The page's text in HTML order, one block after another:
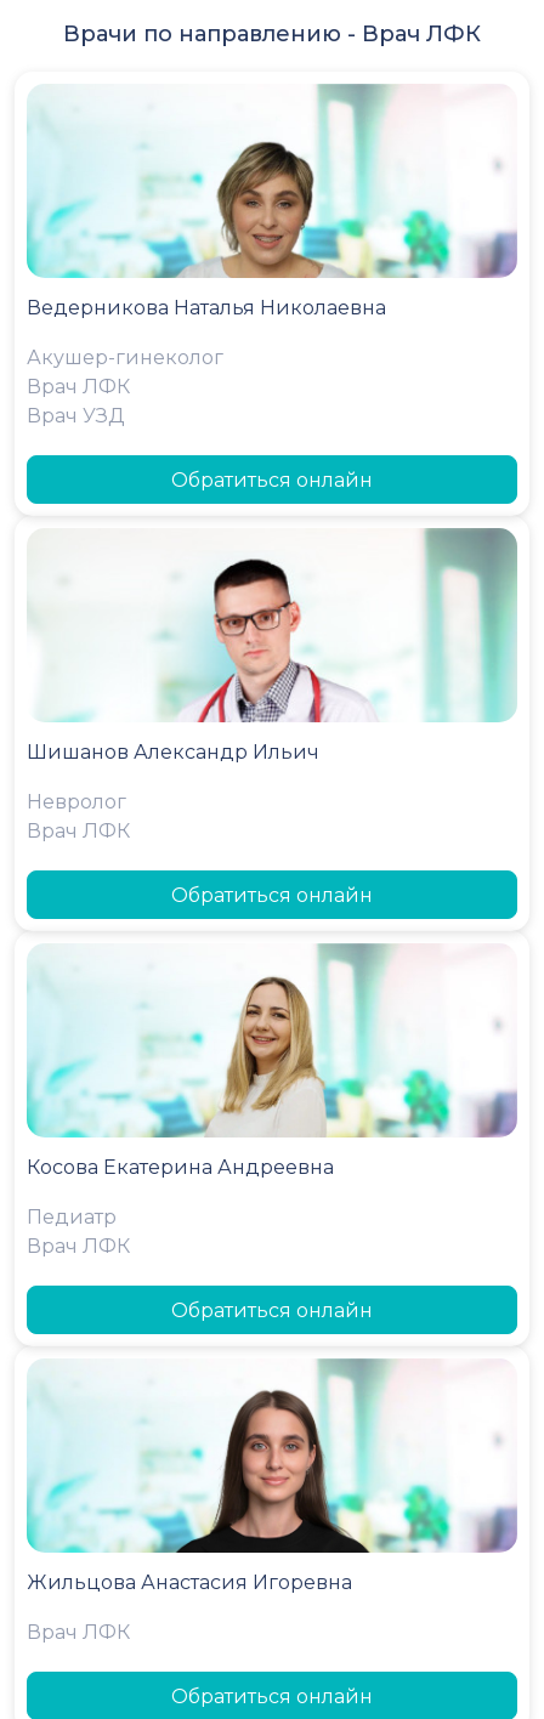
Врачи по направлению - Врач ЛФК
Ведерникова Наталья Николаевна
Акушер-гинеколог
Врач ЛФК
Врач УЗД
Обратиться онлайн
Шишанов Александр Ильич
Невролог
Врач ЛФК
Обратиться онлайн
Косова Екатерина Андреевна
Педиатр
Врач ЛФК
Обратиться онлайн
Жильцова Анастасия Игоревна
Врач ЛФК
Обратиться онлайн